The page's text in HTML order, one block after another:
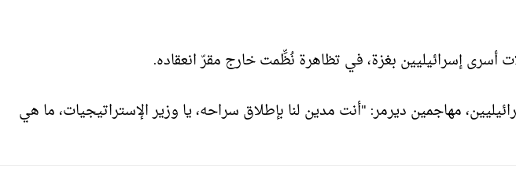
أسرى إسرائيليين بغزة، في تظاهرة نُظِّمت خارج مقرّ انعقاده.
مهاجمين ديرمر: "أنت مدين لنا بإطلاق سراحه، يا وزير الإستراتيجيات، ما هي